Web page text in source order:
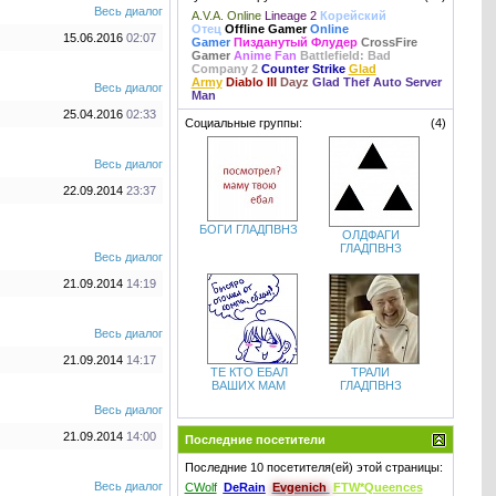
Весь диалог
15.06.2016 02:07
Весь диалог
25.04.2016 02:33
Весь диалог
22.09.2014 23:37
Весь диалог
21.09.2014 14:19
Весь диалог
21.09.2014 14:17
Весь диалог
21.09.2014 14:00
Весь диалог
A.V.A. Online Lineage 2 Корейский
Отец Offline Gamer Online
Gamer Пизданутый Флудер CrossFire
Gamer Anime Fan Battlefield: Bad
Company 2 Counter Strike Glad
Army Diablo III Dayz Glad Thef Auto Server
Man
(4)
Социальные группы:
БОГИ ГЛАДПВНЗ
ОЛДФАГИ
ГЛАДПВНЗ
ТЕ КТО ЕБАЛ
ВАШИХ МАМ
ТРАЛИ
ГЛАДПВНЗ
Последние посетители
Последние 10 посетителя(ей) этой страницы:
CWolf DeRain Evgenich FTW*Queences